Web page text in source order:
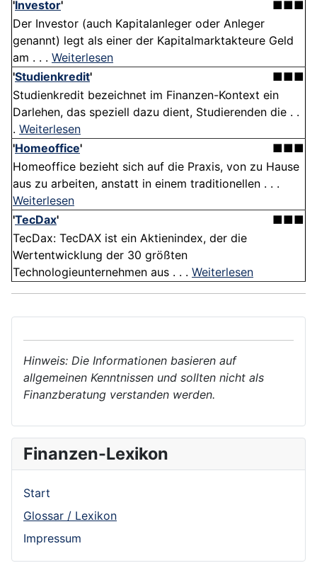
'Investor'
■■■
Der Investor (auch Kapitalanleger oder Anleger
genannt) legt als einer der Kapitalmarktakteure Geld
am . . . Weiterlesen
'Studienkredit'
■■■
Studienkredit bezeichnet im Finanzen-Kontext ein
Darlehen, das speziell dazu dient, Studierenden die . .
. Weiterlesen
'Homeoffice'
■■■
Homeoffice bezieht sich auf die Praxis, von zu Hause
aus zu arbeiten, anstatt in einem traditionellen . . .
Weiterlesen
'TecDax'
■■■
TecDax: TecDAX ist ein Aktienindex, der die
Wertentwicklung der 30 größten
Technologieunternehmen aus . . . Weiterlesen
Hinweis: Die Informationen basieren auf
allgemeinen Kenntnissen und sollten nicht als
Finanzberatung verstanden werden.
Finanzen-Lexikon
Start
Glossar / Lexikon
Impressum